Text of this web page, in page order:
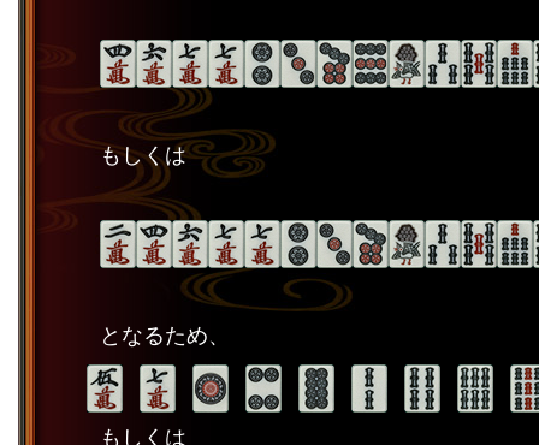
もしくは
となるため、
もしくは